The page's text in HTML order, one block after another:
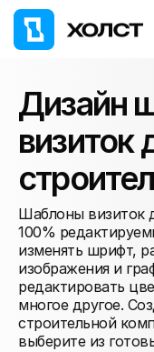
Дизайн
визиток
Шаблоны визиток
100%
изменять шрифт,
изображения и
редактировать
многое другое.
строительной
выберите из